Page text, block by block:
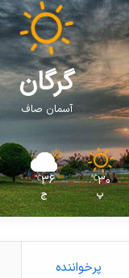
گرگان
آسمان صاف
30
℃
پ
36
℃
ج
پرخواننده